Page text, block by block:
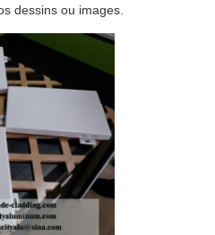
dessins ou images.